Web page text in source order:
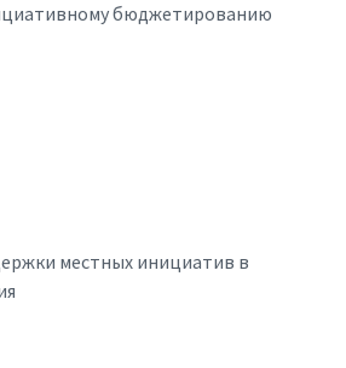
бюджетированию
местных инициатив в